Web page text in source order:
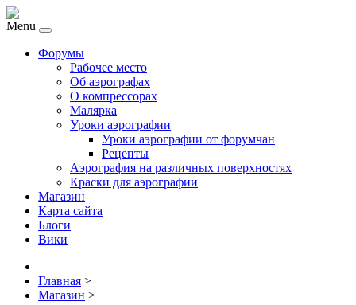
Menu
Форумы
Рабочее место
Об аэрографах
О компрессорах
Малярка
Уроки аэрографии
Уроки аэрографии от форумчан
Рецепты
Аэрография на различных поверхностях
Краски для аэрографии
Магазин
Карта сайта
Блоги
Вики
Главная >
Магазин >